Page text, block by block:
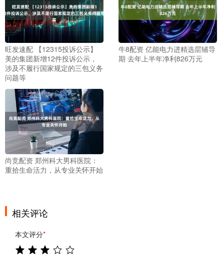
旺发速配 【12315投诉公示】
美的集团新增12件投诉公示，
涉及不履行国家规定的三包义务
问题等
牛8配资 亿能电力进精选层辅导
期 去年上半年净利826万元
尚竞配资 郑州科大男科医院：
重拾生命活力，从专业关怀开始
相关评论
本文评分*